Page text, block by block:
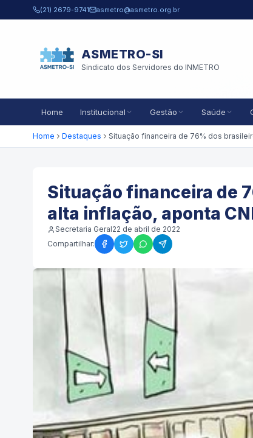
Pular para o conteúdo principal
(21) 2679-9741 asmetro@asmetro.org.br
ASMETRO-SI
Sindicato dos Servidores do INMETRO
Home Institucional Gestão Saúde
Home Destaques
Situação financeira de
alta inflação, aponta
Secretaria Geral22 de abril de 2022
Compartilhar: